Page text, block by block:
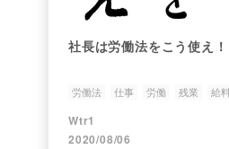
社長は労働法をこう使え
労働法 仕事 労働 残業 給
Wtr1
2020/08/06